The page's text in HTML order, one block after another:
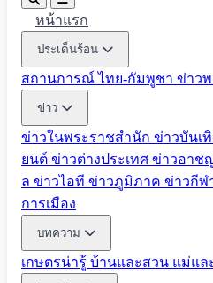
หน้าแรก
ประเด็นร้อน
สถานการณ์ ไทย-กัมพูชา ข่าว
ข่าว
ข่าวในพระราชสำนัก ข่าวบันเทิ
ยนต์ ข่าวต่างประเทศ ข่าวอาช
ล ข่าวไอที ข่าวภูมิภาค ข่าวกีฬ
การเมือง
บทความ
เกษตรน่ารู้ บ้านและสวน แม่แล